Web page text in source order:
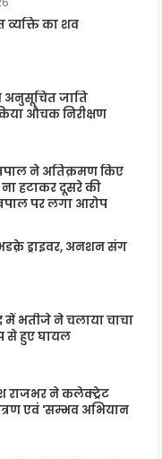
व्यक्ति का शव
अनुसूचित जाति
औचक निरीक्षण
ने अतिक्रमण किए
हटाकर दूसरे की
पर लगा आरोप
ड्राइवर, अनशन संग
में भतीजे ने चलाया चाचा
से हुए घायल
राजभर ने कलेक्ट्रेट
एवं 'सम्भव अभियान